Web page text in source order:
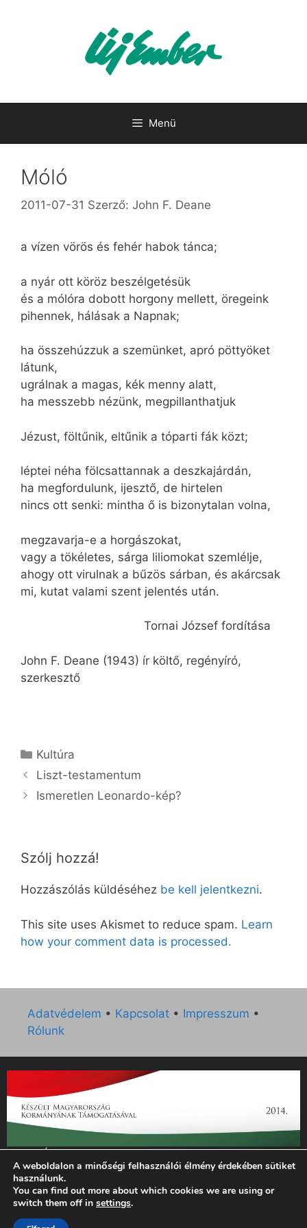
Menü
Móló
2011-07-31 Szerző: John F. Deane
a vízen vörös és fehér habok tánca;
a nyár ott köröz beszélgetésük
és a mólóra dobott horgony mellett, öregeink
pihennek, hálásak a Napnak;
ha összehúzzuk a szemünket, apró pöttyöket
látunk,
ugrálnak a magas, kék menny alatt,
ha messzebb nézünk, megpillanthatjuk
Jézust, föltűnik, eltűnik a tóparti fák közt;
léptei néha fölcsattannak a deszkajárdán,
ha megfordulunk, ijesztő, de hirtelen
nincs ott senki: mintha ő is bizonytalan volna,
megzavarja-e a horgászokat,
vagy a tökéletes, sárga liliomokat szemlélje,
ahogy ott virulnak a bűzös sárban, és akárcsak
mi, kutat valami szent jelentés után.
Tornai József fordítása
John F. Deane (1943) ír költő, regényíró,
szerkesztő
Kategória
Kultúra
Liszt-testamentum
Ismeretlen Leonardo-kép?
Szólj hozzá!
Hozzászólás küldéséhez be kell jelentkezni.
This site uses Akismet to reduce spam. Learn
how your comment data is processed.
Adatvédelem • Kapcsolat • Impresszum •
Rólunk
„Az Új Ember katolikus hetilap 2014. évi működésének
támogatását az EGYH-KCP-14-P-0121 sz. támogatási
szerződés keretében 3 000 000 Ft összegben támogatta az
Emberi Erőforrások Minisztériuma.”
A weboldalon a minőségi felhasználói élmény érdekében sütiket
használunk.
You can find out more about which cookies we are using or
switch them off in settings.